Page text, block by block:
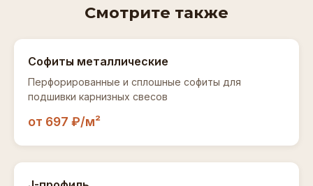
это и будет нужная ширина полки.
доски. При длине планки 3 м это 14 штук J-
Смотрите также
Софиты металлические
Перфорированные и сплошные софиты для
подшивки карнизных свесов
от 697 ₽/м²